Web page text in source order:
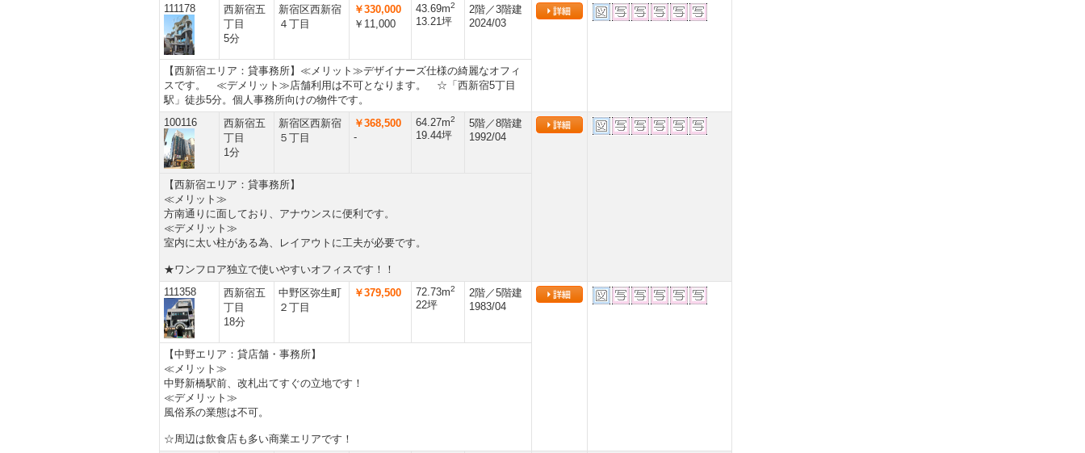
111178
西新宿五
丁目
5分
新宿区西新宿
４丁目
￥330,000
￥11,000
43.69m2
13.21坪
2階／3階建
2024/03
【西新宿エリア：貸事務所】≪メリット≫デザイナーズ仕様の綺麗なオフィ
スです。 ≪デメリット≫店舗利用は不可となります。 ☆「西新宿5丁目
駅」徒歩5分。個人事務所向けの物件です。
100116
西新宿五
丁目
1分
新宿区西新宿
５丁目
￥368,500
-
64.27m2
19.44坪
5階／8階建
1992/04
【西新宿エリア：貸事務所】
≪メリット≫
方南通りに面しており、アナウンスに便利です。
≪デメリット≫
室内に太い柱がある為、レイアウトに工夫が必要です。
★ワンフロア独立で使いやすいオフィスです！！
111358
西新宿五
丁目
18分
中野区弥生町
２丁目
￥379,500 72.73m2
22坪
2階／5階建
1983/04
【中野エリア：貸店舗・事務所】
≪メリット≫
中野新橋駅前、改札出てすぐの立地です！
≪デメリット≫
風俗系の業態は不可。
☆周辺は飲食店も多い商業エリアです！